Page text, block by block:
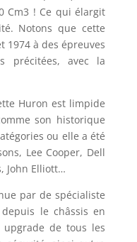
Cm3 ! Ce qui élargit
Notons que cette
1974 à des épreuves
précitées, avec la
Huron est limpide
son historique
ou elle a été
Lee Cooper, Dell
John Elliott…
par de spécialiste
le châssis en
de tous les